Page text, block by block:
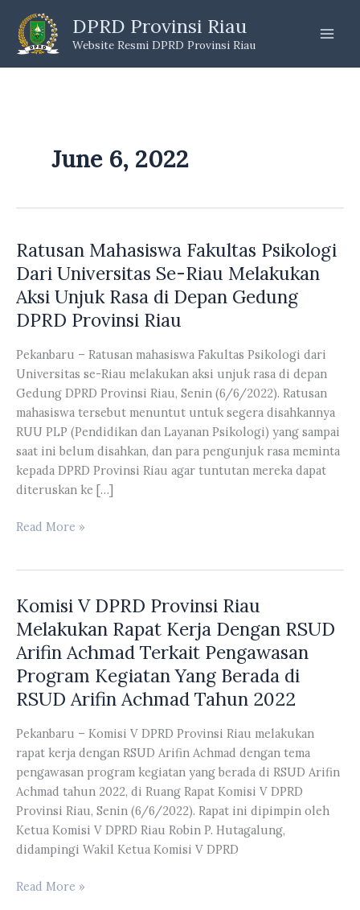
content
DPRD Provinsi Riau
Website Resmi DPRD Provinsi Riau
June 6, 2022
Ratusan Mahasiswa Fakultas Psikologi
Dari Universitas Se-Riau Melakukan
Aksi Unjuk Rasa di Depan Gedung
DPRD Provinsi Riau
Pekanbaru – Ratusan mahasiswa Fakultas Psikologi dari
Universitas se-Riau melakukan aksi unjuk rasa di depan
Gedung DPRD Provinsi Riau, Senin (6/6/2022). Ratusan
mahasiswa tersebut menuntut untuk segera disahkannya
RUU PLP (Pendidikan dan Layanan Psikologi) yang sampai
saat ini belum disahkan, dan para pengunjuk rasa meminta
kepada DPRD Provinsi Riau agar tuntutan mereka dapat
diteruskan ke […]
Ratusan
Dari
Universitas
Riau
Melakukan
Aksi
Rasa
di
Depan
Gedung
DPRD
Provinsi
Riau
Read More »
Komisi V DPRD Provinsi Riau
Melakukan Rapat Kerja Dengan RSUD
Arifin Achmad Terkait Pengawasan
Program Kegiatan Yang Berada di
RSUD Arifin Achmad Tahun 2022
Pekanbaru – Komisi V DPRD Provinsi Riau melakukan
rapat kerja dengan RSUD Arifin Achmad dengan tema
pengawasan program kegiatan yang berada di RSUD Arifin
Achmad tahun 2022, di Ruang Rapat Komisi V DPRD
Provinsi Riau, Senin (6/6/2022). Rapat ini dipimpin oleh
Ketua Komisi V DPRD Riau Robin P. Hutagalung,
didampingi Wakil Ketua Komisi V DPRD
Komisi
Read More »